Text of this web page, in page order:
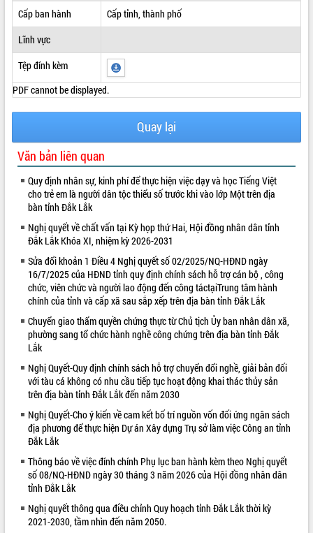
VIDEO
Bí thư Tỉnh ủy Lương Nguyễn Minh
Triết thăm, tặng quà người có công với
cách mạng
Rà soát, hoàn thiện hệ thống thiết chế
văn hóa, thể thao đáp ứng yêu cầu
phát triển mới
Thường trực HĐND tỉnh Đắk Lắk gặp
mặt Đoàn chuyên gia y tế TP. Hồ Chí
Minh
Lễ truy điệu và an táng hài cốt liệt sĩ
tại Nghĩa trang Liệt sĩ xã Sơn Hòa
ALBUM ẢNH
Cấp ban hành
Cấp tỉnh, thành phố
Lĩnh vực
Tệp đính kèm
PDF cannot be displayed.
Quay lại
Văn bản liên quan
Quy định nhân sự, kinh phí để thực hiện việc dạy và học Tiếng Việt
cho trẻ em là người dân tộc thiểu số trước khi vào lớp Một trên địa
bàn tỉnh Đắk Lắk
Nghị quyết về chất vấn tại Kỳ họp thứ Hai, Hội đồng nhân dân tỉnh
Đắk Lắk Khóa XI, nhiệm kỳ 2026-2031
Sửa đổi khoản 1 Điều 4 Nghị quyết số 02/2025/NQ-HĐND ngày
16/7/2025 của HĐND tỉnh quy định chính sách hỗ trợ cán bộ , công
chức, viên chức và người lao động đến công táctạiTrung tâm hành
chính của tỉnh và cấp xã sau sắp xếp trên địa bàn tỉnh Đắk Lắk
Chuyển giao thẩm quyền chứng thực từ Chủ tịch Ủy ban nhân dân xã,
phường sang tổ chức hành nghề công chứng trên địa bàn tỉnh Đắk
Lắk
Nghị Quyết-Quy định chính sách hỗ trợ chuyển đổi nghề, giải bản đối
với tàu cá không có nhu cầu tiếp tục hoạt động khai thác thủy sản
trên địa bàn tỉnh Đắk Lắk đến năm 2030
Nghị Quyết-Cho ý kiến về cam kết bố trí nguồn vốn đối ứng ngân sách
địa phương để thực hiện Dự án Xây dựng Trụ sở làm việc Công an tỉnh
Đắk Lắk
Thông báo về việc đính chính Phụ lục ban hành kèm theo Nghị quyết
số 08/NQ-HĐND ngày 30 tháng 3 năm 2026 của Hội đồng nhân dân
tỉnh Đắk Lắk
Nghị quyết thông qua điều chỉnh Quy hoạch tỉnh Đắk Lắk thời kỳ
2021-2030, tầm nhìn đến năm 2050.